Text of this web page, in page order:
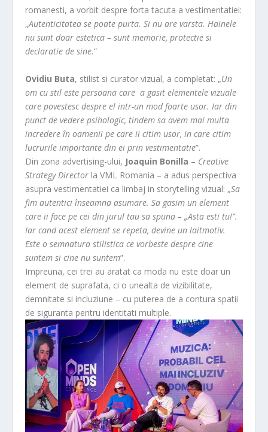
romanesti, a vorbit despre forta tacuta a vestimentatiei:
„Autenticitatea se poate purta. Si nu are varsta. Hainele
nu sunt doar estetica – sunt memorie, protectie si
declaratie de sine.”
Ovidiu Buta, stilist si curator vizual, a completat: „Un
om cu stil este persoana care a gasit elementele vizuale
care povestesc despre el intr-un mod foarte usor. Iar din
punct de vedere psihologic, tindem sa avem mai multa
incredere în oamenii pe care ii citim usor, in care citim
lucrurile importante din ei prin vestimentatie”.
Din zona advertising-ului, Joaquin Bonilla – Creative
Strategy Director la VML Romania – a adus perspectiva
asupra vestimentatiei ca limbaj in storytelling vizual: „Sa
fim autentici înseamna asumare. Sa gasim un element
care ii face pe cei din jurul tau sa spuna – „Asta esti tu!”.
Iar cand acest element se repeta, devine un laitmotiv.
Este o semnatura stilistica ce vorbeste despre cine
suntem si cine nu suntem”.
Impreuna, cei trei au aratat ca moda nu este doar un
element de suprafata, ci o unealta de vizibilitate,
demnitate si incluziune – cu puterea de a contura spatii
de siguranta pentru identitati multiple.